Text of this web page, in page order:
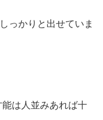
っかりと出せていま
は人並みあれば十